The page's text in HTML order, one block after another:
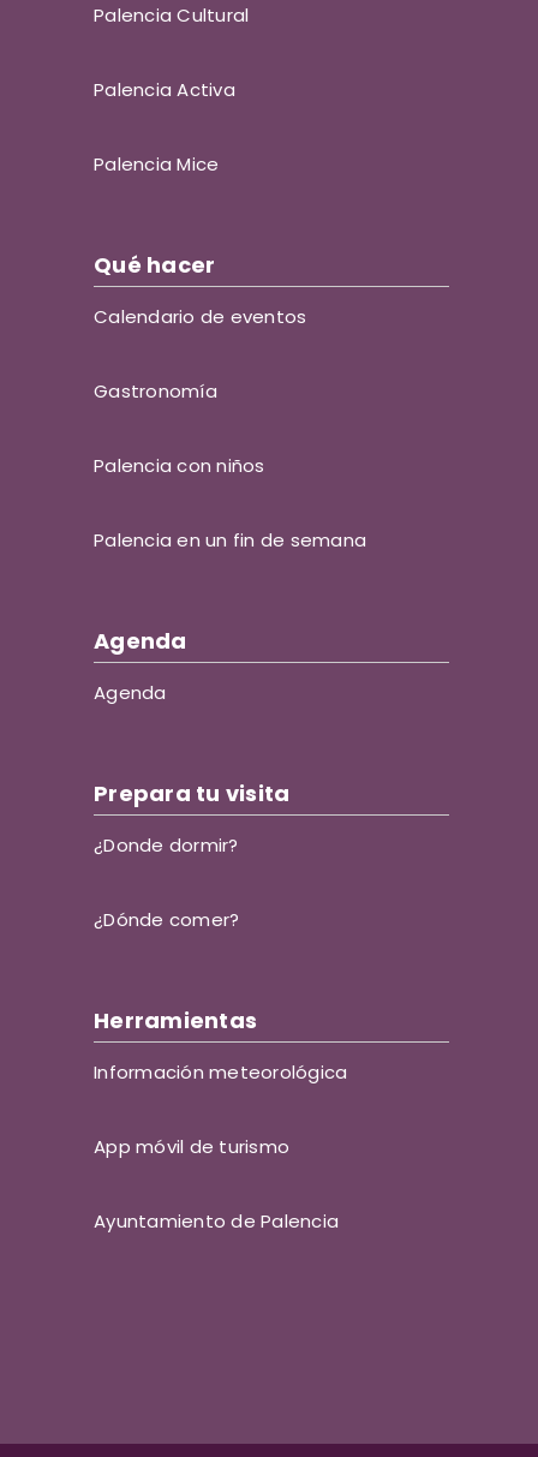
Palencia Cultural
Palencia Activa
Palencia Mice
Qué hacer
Calendario de eventos
Gastronomía
Palencia con niños
Palencia en un fin de semana
Agenda
Agenda
Prepara tu visita
¿Donde dormir?
¿Dónde comer?
Herramientas
Información meteorológica
App móvil de turismo
Ayuntamiento de Palencia